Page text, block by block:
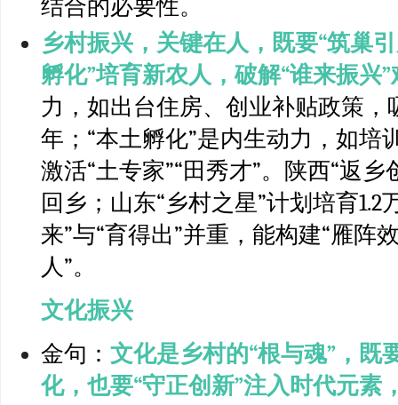
结合的必要性。
乡村振兴，关键在人，既要“筑巢
孵化”培育新农人，破解“谁来振兴
力，如出台住房、创业补贴政策
年；“本土孵化”是内生动力，如培
激活“土专家”“田秀才”。陕西“返
回乡；山东“乡村之星”计划培育
来”与“育得出”并重，能构建“雁阵
人”。
文化振兴
金句： 文化是乡村的“根与魂”，既
化，也要“守正创新”注入时代元素